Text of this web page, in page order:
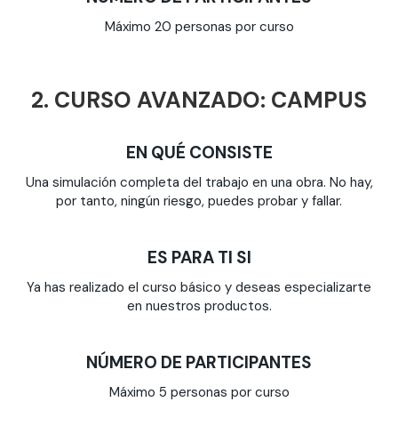
Máximo 20 personas por curso
2. CURSO AVANZADO: CAMPUS
EN QUÉ CONSISTE
Una simulación completa del trabajo en una obra. No hay,
por tanto, ningún riesgo, puedes probar y fallar.
ES PARA TI SI
Ya has realizado el curso básico y deseas especializarte
en nuestros productos.
NÚMERO DE PARTICIPANTES
Máximo 5 personas por curso